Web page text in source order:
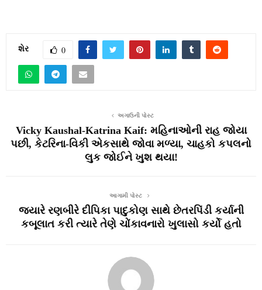
શેર 0
અગાઉની પોસ્ટ
Vicky Kaushal-Katrina Kaif: મહિનાઓની રાહ જોયા
પછી, કેટરિના-વિકી એકસાથે જોવા મળ્યા, ચાહકો કપલનો
લુક જોઈને ખુશ થયા!
આગામી પોસ્ટ
જ્યારે રણબીરે દીપિકા પાદુકોણ સાથે છેતરપિંડી કર્યાની
કબૂલાત કરી ત્યારે તેણે ચોંકાવનારો ખુલાસો કર્યો હતો